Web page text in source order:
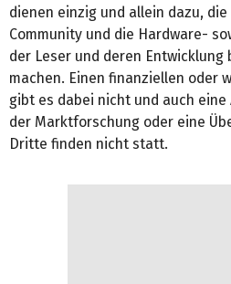
dienen einzig und allein dazu,
Community und die Hardware-
der Leser und deren Entwicklung
machen. Einen finanziellen oder
gibt es dabei nicht und auch eine
der Marktforschung oder eine
Dritte finden nicht statt.